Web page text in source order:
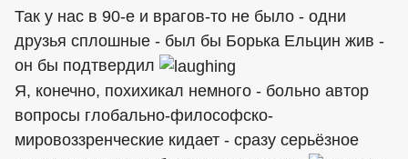
Так у нас в 90-е и врагов-то не было - одни
друзья сплошные - был бы Борька Ельцин жив -
он бы подтвердил
Я, конечно, похихикал немного - больно автор
вопросы глобально-философско-
мировоззренческие кидает - сразу серьёзное